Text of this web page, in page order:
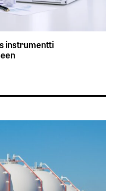
instrumentti